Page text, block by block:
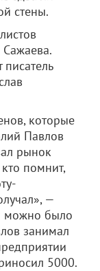
стены.
которые
Павлов
рынок
помнит,
—
можно было
занимал
5000.